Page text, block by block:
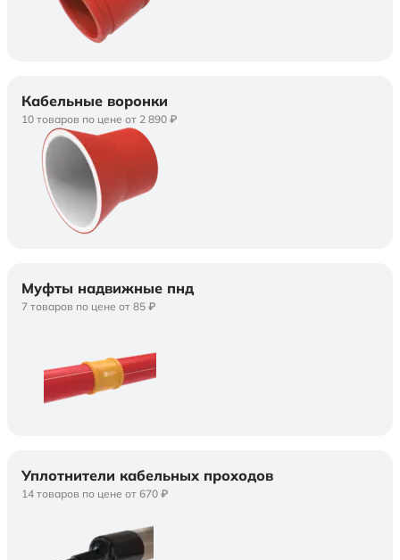
Кабельные воронки
10 товаров по цене от 2 890 ₽
Муфты надвижные пнд
7 товаров по цене от 85 ₽
Уплотнители кабельных проходов
14 товаров по цене от 670 ₽